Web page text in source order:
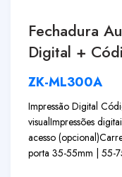
Fechadura
Digital +
ZK-ML300A
Impressão Digital
visualImpressões
acesso (opcional)
porta 35-55mm | 55-